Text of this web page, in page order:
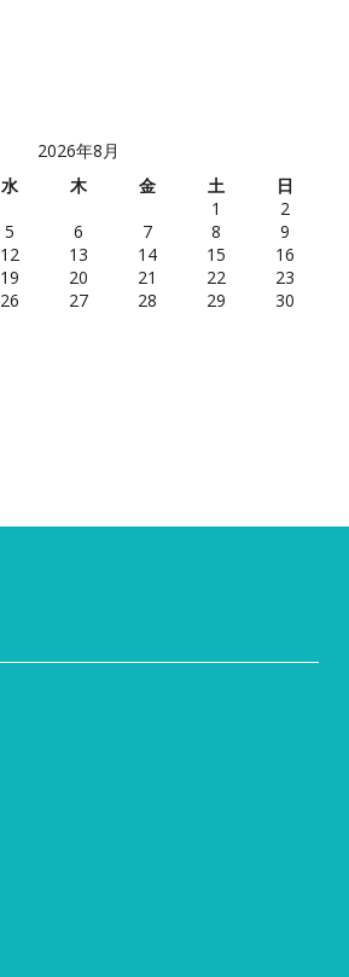
2026年8月
水 木 金 土
日
1
2
5 6 7 8
9
12 13 14 15
16
19 20 21 22
23
26 27 28 29
30